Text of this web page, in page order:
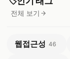
전체 보기
태그
웹접근성 46